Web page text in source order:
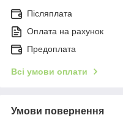
Післяплата
Оплата на рахунок
Предоплата
Всі умови оплати
Умови повернення